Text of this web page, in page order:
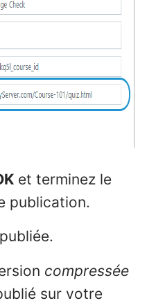
et terminez le
publication.
compressée
sur votre